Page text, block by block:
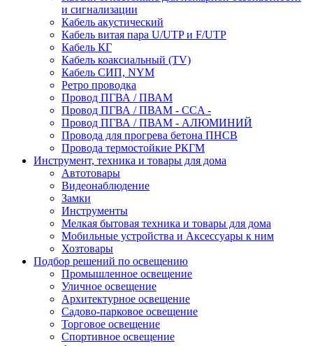
и сигнализации
Кабель акустический
Кабель витая пара U/UTP и F/UTP
Кабель КГ
Кабель коаксиальный (TV)
Кабель СИП, NYM
Ретро проводка
Провод ПГВА / ПВАМ
Провод ПГВА / ПВАМ - CCA -
Провод ПГВА / ПВАМ - АЛЮМИНИЙ
Провода для прогрева бетона ПНСВ
Провода термостойкие РКГМ
Инструмент, техника и товары для дома
Автотовары
Видеонаблюдение
Замки
Инструменты
Мелкая бытовая техника и товары для дома
Мобильные устройства и Аксессуары к ним
Хозтовары
Подбор решений по освещению
Промышленное освещение
Уличное освещение
Архитектурное освещение
Садово-парковое освещение
Торговое освещение
Спортивное освещение